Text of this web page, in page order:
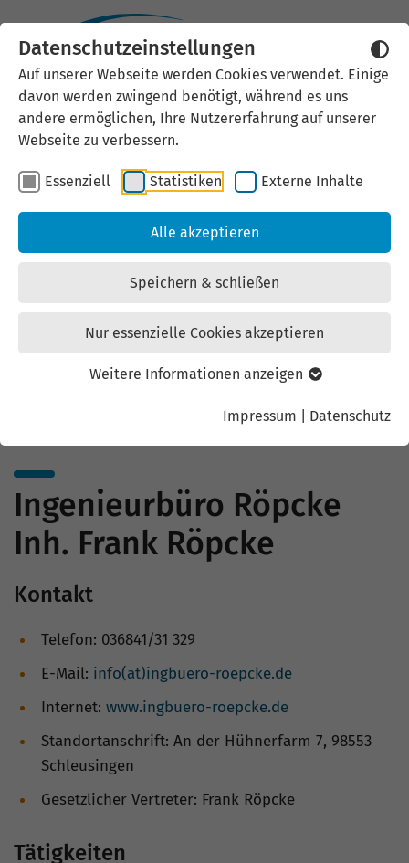
Datenschutzeinstellungen
Auf unserer Webseite werden Cookies verwendet. Einige
davon werden zwingend benötigt, während es uns
andere ermöglichen, Ihre Nutzererfahrung auf unserer
Webseite zu verbessern.
Essenziell Statistiken Externe Inhalte
Alle akzeptieren
Speichern & schließen
Nur essenzielle Cookies akzeptieren
Weitere Informationen anzeigen
Impressum Datenschutz
Externen Inhalt laden
Wir verwenden auf unserer
Website externe Inhalte, um Ihnen
zusätzliche Informationen
anzubieten. Einige externe Inhalte
(z.B. Google Maps, Youtube)
können persönliche Daten (z.B. IP-
Mit der Bestätigung erklären Sie
Ingenieurbüro Röpcke
Inh. Frank Röpcke
Kontakt
Telefon: 036841/31 329
E-Mail: info(at)ingbuero-roepcke.de
Internet: www.ingbuero-roepcke.de
Standortanschrift: An der Hühnerfarm 7, 98553
Schleusingen
Gesetzlicher Vertreter: Frank Röpcke
Tätigkeiten